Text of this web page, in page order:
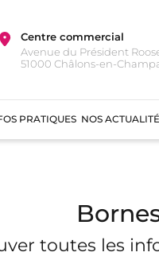
Centre commercial
Avenue du Président
51000 Châlons-en-
PRATIQUES NOS
toutes les